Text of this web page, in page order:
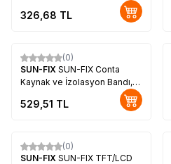
326,68 TL
(0)
SUN-FIX SUN-FIX Conta
Kaynak ve İzolasyon Bandı,
529,51 TL
(0)
SUN-FIX SUN-FIX TFT/LCD